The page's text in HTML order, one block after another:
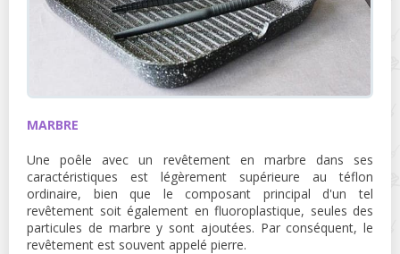
MARBRE
Une poêle avec un revêtement en marbre dans ses
caractéristiques est légèrement supérieure au téflon
ordinaire, bien que le composant principal d'un tel
revêtement soit également en fluoroplastique, seules des
particules de marbre y sont ajoutées. Par conséquent, le
revêtement est souvent appelé pierre.